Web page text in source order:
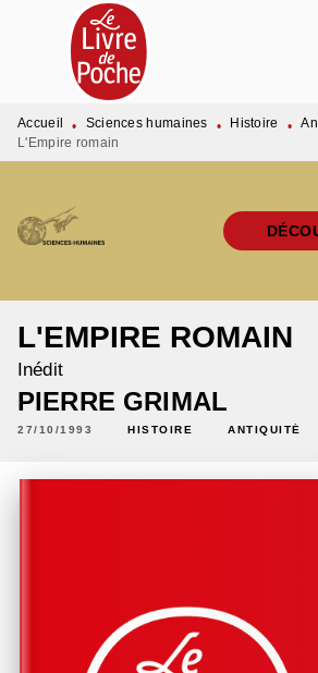
MENU RECHERCHE
PIED DE PAGE
Accueil • Sciences humaines • Histoire •
L'Empire romain
L'EMPIRE ROMAIN
Inédit
PIERRE GRIMAL
27/10/1993 HISTOIRE ANTIQUITÉ